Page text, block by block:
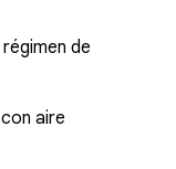
de
aire